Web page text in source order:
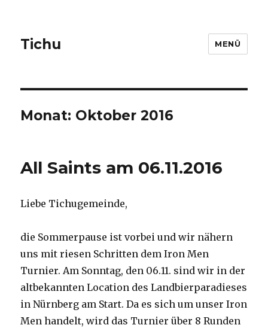
Tichu MENÜ
Monat: Oktober 2016
All Saints am 06.11.2016
Liebe Tichugemeinde,
die Sommerpause ist vorbei und wir nähern
uns mit riesen Schritten dem Iron Men
Turnier. Am Sonntag, den 06.11. sind wir in der
altbekannten Location des Landbierparadieses
in Nürnberg am Start. Da es sich um unser Iron
Men handelt, wird das Turnier über 8 Runden